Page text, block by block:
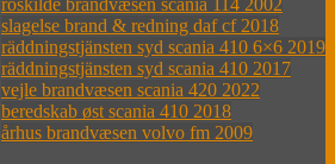
roskilde brandvæsen scania 114 2002
slagelse brand & redning daf cf 2018
räddningstjänsten syd scania 410 6×6 2019
räddningstjänsten syd scania 410 2017
vejle brandvæsen scania 420 2022
beredskab øst scania 410 2018
århus brandvæsen volvo fm 2009